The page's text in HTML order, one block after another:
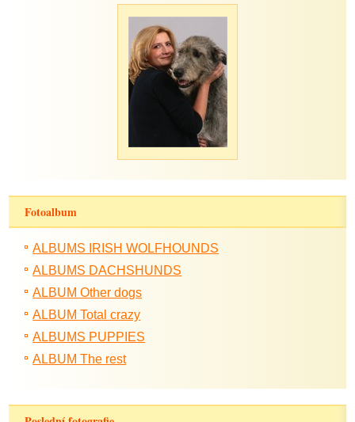
Fotoalbum
ALBUMS IRISH WOLFHOUNDS
ALBUMS DACHSHUNDS
ALBUM Other dogs
ALBUM Total crazy
ALBUMS PUPPIES
ALBUM The rest